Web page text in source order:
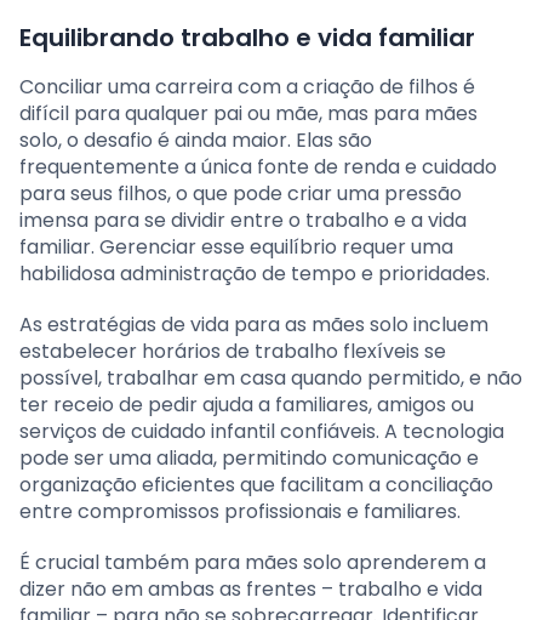
Equilibrando trabalho e vida familiar
Conciliar uma carreira com a criação de filhos é
difícil para qualquer pai ou mãe, mas para mães
solo, o desafio é ainda maior. Elas são
frequentemente a única fonte de renda e cuidado
para seus filhos, o que pode criar uma pressão
imensa para se dividir entre o trabalho e a vida
familiar. Gerenciar esse equilíbrio requer uma
habilidosa administração de tempo e prioridades.
As estratégias de vida para as mães solo incluem
estabelecer horários de trabalho flexíveis se
possível, trabalhar em casa quando permitido, e não
ter receio de pedir ajuda a familiares, amigos ou
serviços de cuidado infantil confiáveis. A tecnologia
pode ser uma aliada, permitindo comunicação e
organização eficientes que facilitam a conciliação
entre compromissos profissionais e familiares.
É crucial também para mães solo aprenderem a
dizer não em ambas as frentes – trabalho e vida